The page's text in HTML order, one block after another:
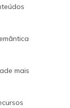
mais